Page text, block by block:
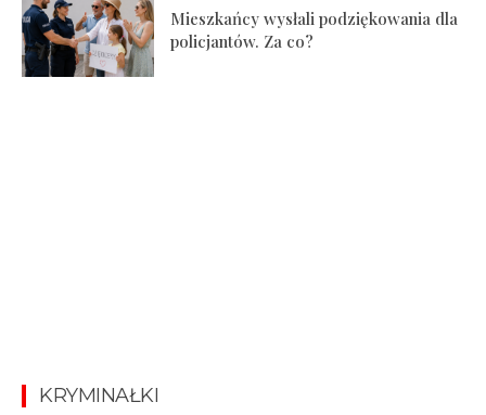
Mieszkańcy wysłali podziękowania dla
policjantów. Za co?
KRYMINAŁKI